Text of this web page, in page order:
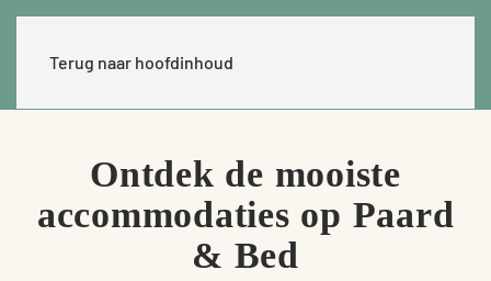
Terug naar hoofdinhoud
Ontdek de mooiste
accommodaties op Paard
& Bed